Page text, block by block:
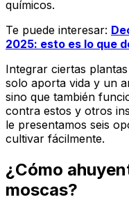
químicos.
Te puede interesar:
2025: esto es lo que
Integrar ciertas
solo aporta vida y un
sino que también
contra estos y otros
le presentamos seis
cultivar fácilmente.
¿Cómo
moscas?